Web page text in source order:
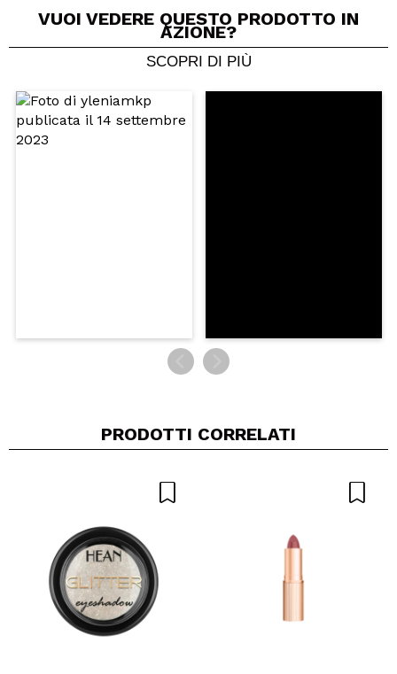
Condividi un video o una foto
Il tuo video potrebbe essere il primo. Immaginalo...
VUOI VEDERE QUESTO PRODOTTO IN
AZIONE?
SCOPRI DI PIÙ
PRODOTTI CORRELATI